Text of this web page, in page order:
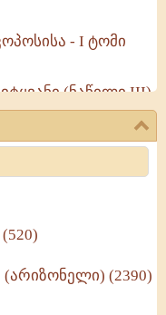
- I ტომი
(ნაწილი III)
რჩევები
- II ტომი
-
(2390)